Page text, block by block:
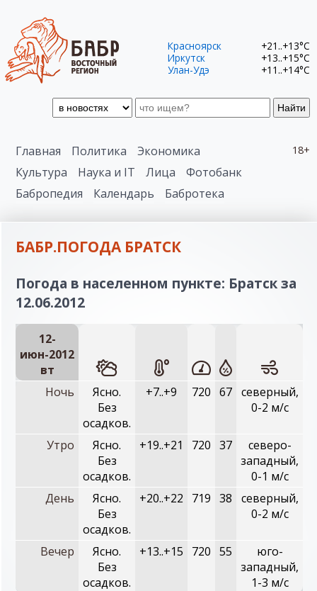
Найти
Красноярск
+21..+13°C
Иркутск
+13..+15°C
Улан-Удэ
+11..+14°C
18+
Главная Политика
Экономика
Культура
Наука и IT Лица
Фотобанк
Бабропедия
Календарь Бабротека
БАБР.ПОГОДА БРАТСК
Погода в населенном пункте: Братск за
12.06.2012
12-
июн-2012
вт
Ночь
Ясно.
Без
осадков.
+7..+9 720 67 северный,
0-2 м/с
Утро
Ясно.
Без
осадков.
+19..+21 720 37
северо-
западный,
0-1 м/с
День
Ясно.
Без
осадков.
+20..+22 719 38
северный,
0-2 м/с
Вечер
Ясно.
Без
осадков.
+13..+15 720 55
юго-
западный,
1-3 м/с